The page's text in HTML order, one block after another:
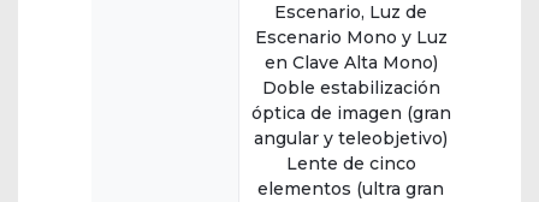
Escenario, Luz de
Escenario Mono y Luz
en Clave Alta Mono)
Doble estabili­zación
óptica de imagen (gran
angular y teleobjetivo)
Lente de cinco
elementos (ultra gran